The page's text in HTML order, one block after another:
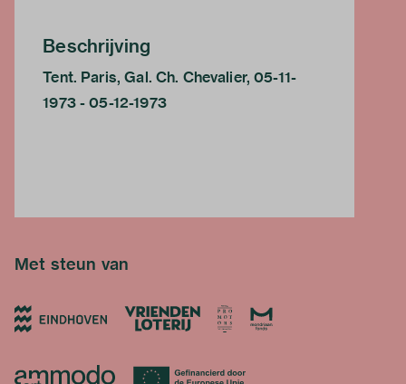
Beschrijving
Tent. Paris, Gal. Ch. Chevalier, 05-11-
1973 - 05-12-1973
Met steun van